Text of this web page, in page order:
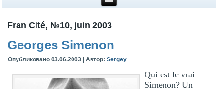
Fran Cité, №10, juin 2003
Georges Simenon
Опубликовано 03.06.2003 |Автор: Sergey
Qui est le vrai
Simenon? Un